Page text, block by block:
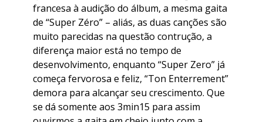
francesa à audição do álbum, a mesma gaita
de “Super Zéro” – aliás, as duas canções são
muito parecidas na questão contrução, a
diferença maior está no tempo de
desenvolvimento, enquanto “Super Zero” já
começa fervorosa e feliz, “Ton Enterrement”
demora para alcançar seu crescimento. Que
se dá somente aos 3min15 para assim